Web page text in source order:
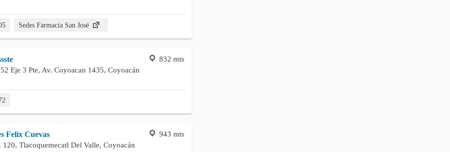
Sedes Farmacia San José
832 mts
Eje 3 Pte, Av. Coyoacan 1435, Coyoacán
943 mts
Felix Cuevas
120, Tlacoquemecatl Del Valle, Coyoacán